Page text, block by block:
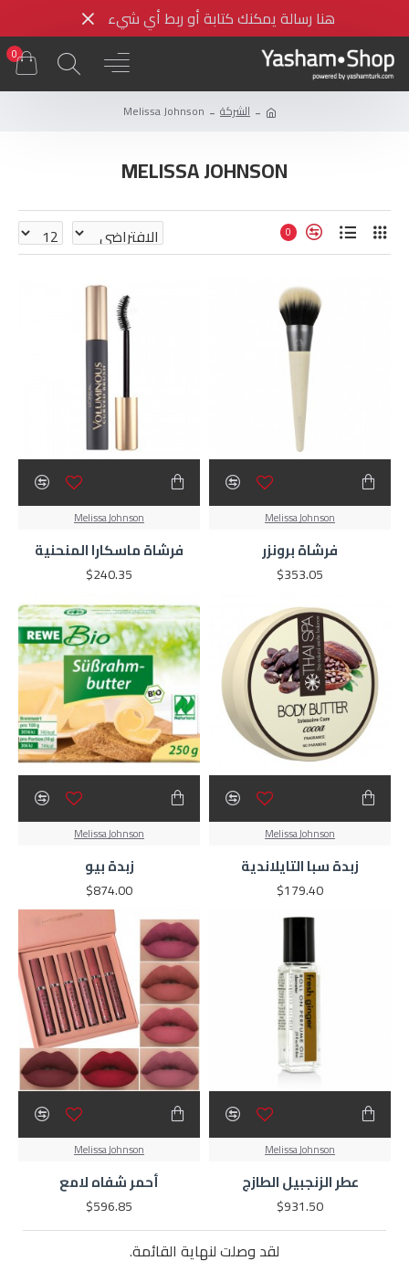
هنا رسالة يمكنك كتابة أو ربط أي شيء
0
الشركة Melissa Johnson
MELISSA JOHNSON
0
Melissa Johnson
فرشاة برونزر
$353.05
Melissa Johnson
فرشاة ماسكارا المنحنية
$240.35
Melissa Johnson
زبدة سبا التايلاندية
$179.40
Melissa Johnson
زبدة بيو
$874.00
Melissa Johnson
عطر الزنجبيل الطازج
$931.50
Melissa Johnson
أحمر شفاه لامع
$596.85
لقد وصلت لنهاية القائمة.